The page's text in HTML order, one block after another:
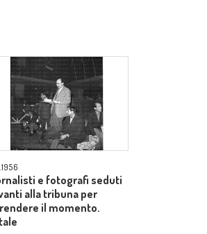
e fotografi seduti
alla tribuna per
il momento.